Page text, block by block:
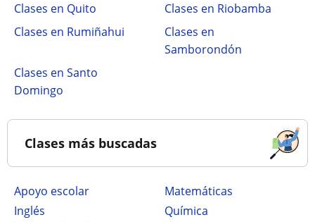
Clases en Quito
Clases en Riobamba
Clases en Rumiñahui
Clases en
Samborondón
Clases en Santo
Domingo
Clases más buscadas
Apoyo escolar
Matemáticas
Inglés
Química